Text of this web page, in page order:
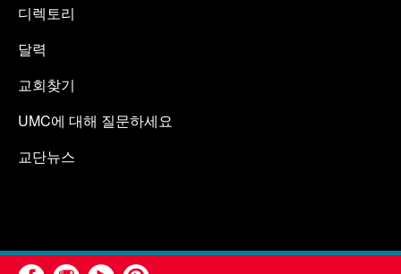
디렉토리
달력
교회찾기
UMC에 대해 질문하세요
교단뉴스